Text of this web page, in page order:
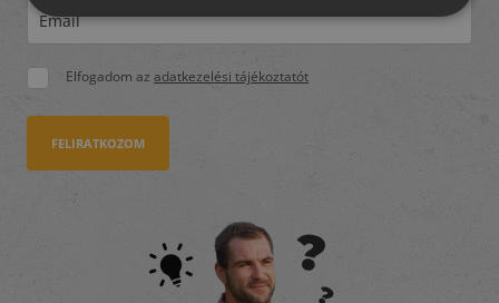
Elfogadom az adatkezelési tájékoztatót
FELIRATKOZOM